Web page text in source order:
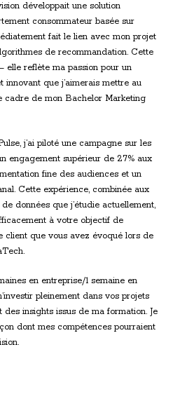
développait une solution
consommateur basée sur
fait le lien avec mon projet
de recommandation. Cette
elle reflète ma passion pour un
que j’aimerais mettre au
cadre de mon Bachelor Marketing
j’ai piloté une campagne sur les
engagement supérieur de 27% aux
fine des audiences et un
Cette expérience, combinée aux
données que j’étudie actuellement,
à votre objectif de
client que vous avez évoqué lors de
en entreprise/1 semaine en
pleinement dans vos projets
insights issus de ma formation. Je
dont mes compétences pourraient